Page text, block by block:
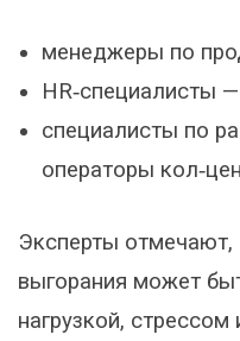
менеджеры по
HR‑специалисты —
специалисты по
операторы
Эксперты отмечают,
выгорания может
нагрузкой, стрессом